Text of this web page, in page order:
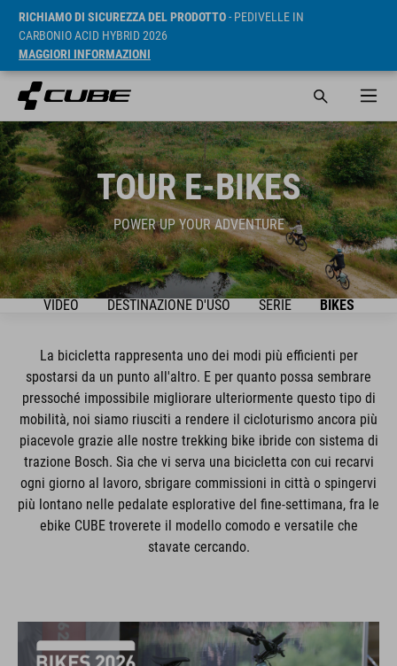
RICHIAMO DI SICUREZZA DEL PRODOTTO- PEDIVELLE IN
CARBONIO ACID HYBRID 2026
MAGGIORI INFORMAZIONI
TOUR E-BIKES
POWER UP YOUR ADVENTURE
VIDEO DESTINAZIONE D'USO SERIE BIKES
La bicicletta rappresenta uno dei modi più efficienti per
spostarsi da un punto all'altro. E per quanto possa sembrare
pressoché impossibile migliorare ulteriormente questo tipo di
mobilità, noi siamo riusciti a rendere il cicloturismo ancora più
piacevole grazie alle nostre trekking bike ibride con sistema di
trazione Bosch. Sia che vi serva una bicicletta con cui recarvi
ogni giorno al lavoro, sbrigare commissioni in città o spingervi
più lontano nelle pedalate esplorative del fine-settimana, fra le
ebike CUBE troverete il modello comodo e versatile che
stavate cercando.